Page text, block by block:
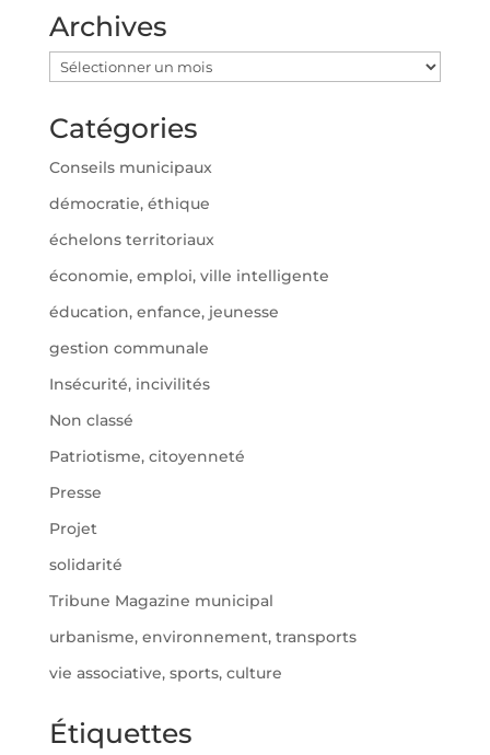
Archives
Archives
Catégories
Conseils municipaux
démocratie, éthique
échelons territoriaux
économie, emploi, ville intelligente
éducation, enfance, jeunesse
gestion communale
Insécurité, incivilités
Non classé
Patriotisme, citoyenneté
Presse
Projet
solidarité
Tribune Magazine municipal
urbanisme, environnement, transports
vie associative, sports, culture
Étiquettes